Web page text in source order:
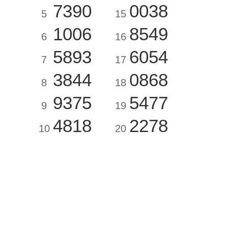
5 7390
6 1006
7 5893
8 3844
9 9375
10 4818
15 0038
16 8549
17 6054
18 0868
19 5477
20 2278